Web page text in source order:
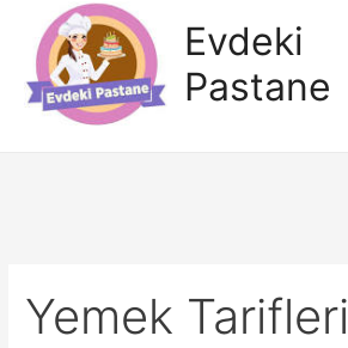
Evdeki
Pastane
Yemek Tarifleri